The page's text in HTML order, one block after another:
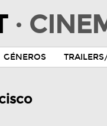
·
GÉNEROS